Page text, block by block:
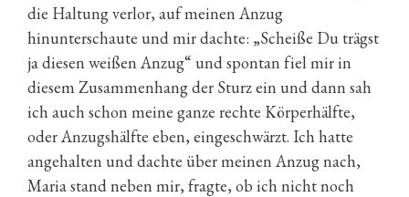
die Haltung verlor, auf meinen Anzug
hinunterschaute und mir dachte: „Scheiße Du trägst
ja diesen weißen Anzug“ und spontan fiel mir in
diesem Zusammenhang der Sturz ein und dann sah
ich auch schon meine ganze rechte Körperhälfte,
oder Anzugshälfte eben, eingeschwärzt. Ich hatte
angehalten und dachte über meinen Anzug nach,
Maria stand neben mir, fragte, ob ich nicht noch